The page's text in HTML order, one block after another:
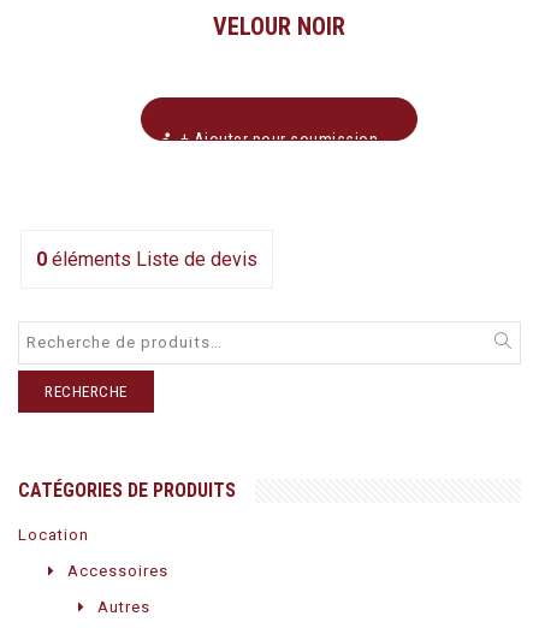
VELOUR NOIR
+ Ajouter pour soumission
0 éléments Liste de devis
RECHERCHE
CATÉGORIES DE PRODUITS
Location
Accessoires
Autres